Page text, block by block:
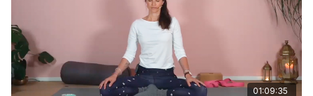
01:09:35